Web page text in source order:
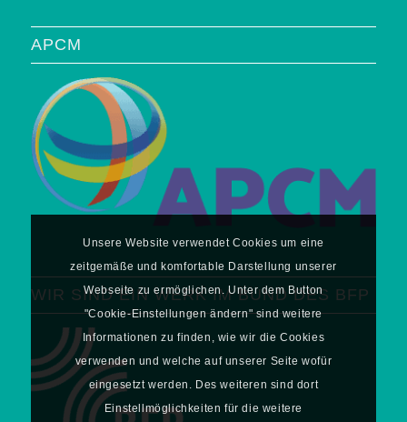
APCM
WIR SIND EIN WERK IM BUND DES BFP
Unsere Website verwendet Cookies um eine
zeitgemäße und komfortable Darstellung unserer
Webseite zu ermöglichen. Unter dem Button
"Cookie-Einstellungen ändern" sind weitere
Informationen zu finden, wie wir die Cookies
verwenden und welche auf unserer Seite wofür
eingesetzt werden. Des weiteren sind dort
Einstellmöglichkeiten für die weitere